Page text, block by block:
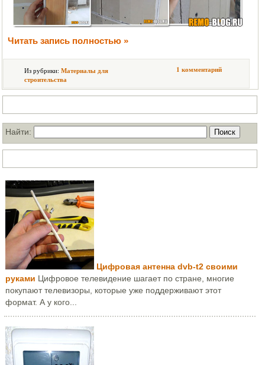
Читать запись полностью »
1 комментарий
Из рубрики: Материалы для
строительства
Найти:
Цифровая антенна dvb-t2 своими
руками Цифровое телевидение шагает по стране, многие
покупают телевизоры, которые уже поддерживают этот
формат. А у кого...